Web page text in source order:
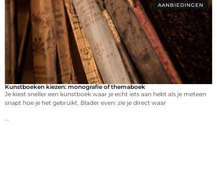
AANBIEDINGEN
Kunstboeken kiezen: monografie of themaboek
Je kiest sneller een kunstboek waar je echt iets aan hebt als je meteen
snapt hoe je het gebruikt. Blader even: zie je direct waar
...